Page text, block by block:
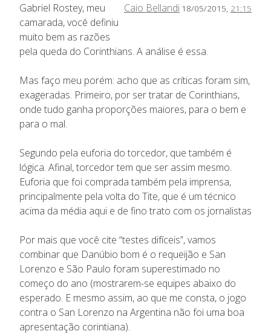
Caio Bellandi 18/05/2015, 21:15
Gabriel Rostey, meu
camarada, você definiu
muito bem as razões
pela queda do Corinthians. A análise é essa.
Mas faço meu porém: acho que as críticas foram sim,
exageradas. Primeiro, por ser tratar de Corinthians,
onde tudo ganha proporções maiores, para o bem e
para o mal.
Segundo pela euforia do torcedor, que também é
lógica. Afinal, torcedor tem que ser assim mesmo.
Euforia que foi comprada também pela imprensa,
principalmente pela volta do Tite, que é um técnico
acima da média aqui e de fino trato com os jornalistas
Por mais que você cite “testes difíceis”, vamos
combinar que Danúbio bom é o requeijão e San
Lorenzo e São Paulo foram superestimado no
começo do ano (mostrarem-se equipes abaixo do
esperado. E mesmo assim, ao que me consta, o jogo
contra o San Lorenzo na Argentina não foi uma boa
apresentação corintiana).